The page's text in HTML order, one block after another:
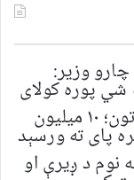
وزیر:
شي پوره کولای
کابل کې د معلوماتي ټکنالوژي نندارتون؛ ۱۰ میلیون
پای ته ورسېد
نوم د ږیرې او